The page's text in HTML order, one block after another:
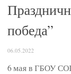
победа”
06.05.2022
6 мая в ГБОУ